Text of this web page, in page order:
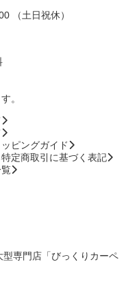
（土日祝休）
。
ピングガイド
特定商取引に基づく表記
専門店「びっくりカーペ